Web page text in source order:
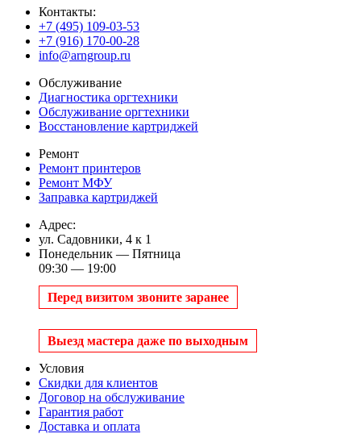
Контакты:
+7 (495) 109-03-53
+7 (916) 170-00-28
info@arngroup.ru
Обслуживание
Диагностика оргтехники
Обслуживание оргтехники
Восстановление картриджей
Ремонт
Ремонт принтеров
Ремонт МФУ
Заправка картриджей
Адрес:
ул. Садовники, 4 к 1
Понедельник — Пятница
09:30 — 19:00
Перед визитом звоните заранее
Выезд мастера даже по выходным
Условия
Скидки для клиентов
Договор на обслуживание
Гарантия работ
Доставка и оплата